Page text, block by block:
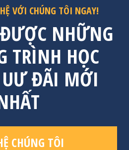
VỚI CHÚNG TÔI NGAY!
NHỮNG
TRÌNH HỌC
UƯ ĐÃI MỚI
CHÚNG TÔI